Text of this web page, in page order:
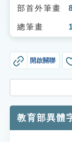
知識索引
單字索引
貓頭鷹博士
部首外筆畫
總筆畫
開啟關聯
教育部異體